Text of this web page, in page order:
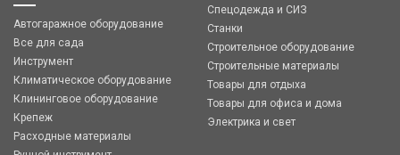
Автогаражное оборудование
Все для сада
Инструмент
Климатическое оборудование
Клининговое оборудование
Крепеж
Расходные материалы
Спецодежда и СИЗ
Станки
Строительное оборудование
Строительные материалы
Товары для отдыха
Товары для офиса и дома
Электрика и свет